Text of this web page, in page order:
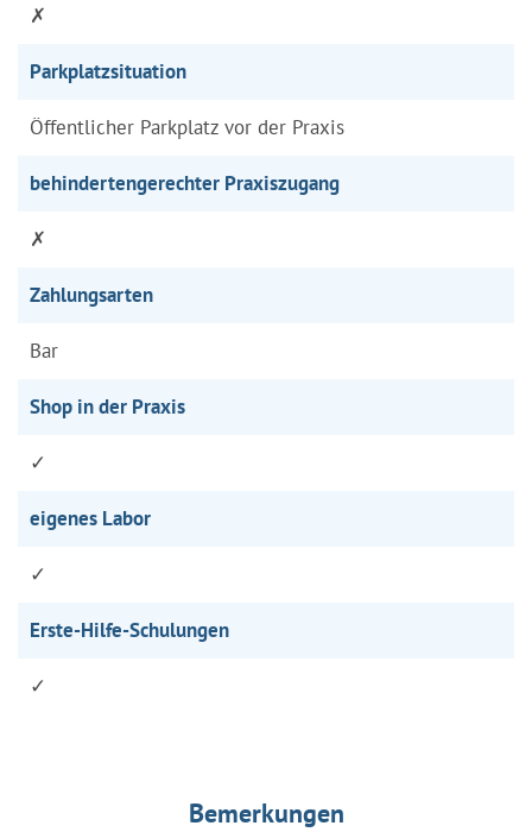
✗
Parkplatzsituation
Öffentlicher Parkplatz vor der Praxis
behindertengerechter Praxiszugang
✗
Zahlungsarten
Bar
Shop in der Praxis
✓
eigenes Labor
✓
Erste-Hilfe-Schulungen
✓
Bemerkungen